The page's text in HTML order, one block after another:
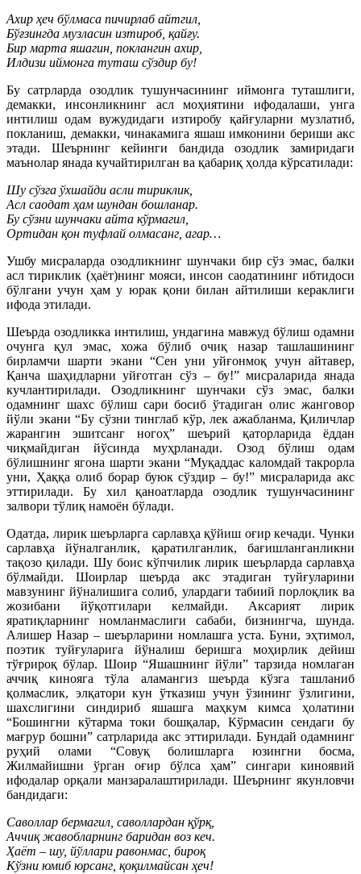
Ахир ҳеч бўлмаса пичирлаб айтгил,
Бўғзингда музласин изтироб, қайғу.
Бир марта яшагин, поклангин ахир,
Илдизи иймонга туташ сўздир бу!
Бу сатрларда озодлик тушунчасининг иймонга туташлиги,
демакки, инсонликнинг асл моҳиятини ифодалаши, унга
интилиш одам вужудидаги изтиробу қайғуларни музлатиб,
покланиш, демакки, чинакамига яшаш имконини бериши акс
этади. Шеърнинг кейинги бандида озодлик замиридаги
маънолар янада кучайтирилган ва қабариқ ҳолда кўрсатилади:
Шу сўзга ўхшайди асли тириклик,
Асл саодат ҳам шундан бошланар.
Бу сўзни шунчаки айта кўрмагил,
Ортидан қон туфлай олмасанг, агар…
Ушбу мисраларда озодликнинг шунчаки бир сўз эмас, балки
асл тириклик (ҳаёт)нинг мояси, инсон саодатининг ибтидоси
бўлгани учун ҳам у юрак қони билан айтилиши кераклиги
ифода этилади.
Шеърда озодликка интилиш, ундагина мавжуд бўлиш одамни
очунга қул эмас, хожа бўлиб очиқ назар ташлашининг
бирламчи шарти экани “Сен уни уйғонмоқ учун айтавер,
Қанча шаҳидларни уйғотган сўз – бу!” мисраларида янада
кучлантирилади. Озодликнинг шунчаки сўз эмас, балки
одамнинг шахс бўлиш сари босиб ўтадиган олис жанговор
йўли экани “Бу сўзни тинглаб кўр, лек ажабланма, Қиличлар
жарангин эшитсанг ногоҳ” шеърий қаторларида ёддан
чиқмайдиган йўсинда муҳрланади. Озод бўлиш одам
бўлишнинг ягона шарти экани “Муқаддас каломдай такрорла
уни, Ҳаққа олиб борар буюк сўздир – бу!” мисраларида акс
эттирилади. Бу хил қаноатларда озодлик тушунчасининг
залвори тўлиқ намоён бўлади.
Одатда, лирик шеърларга сарлавҳа қўйиш оғир кечади. Чунки
сарлавҳа йўналганлик, қаратилганлик, бағишланганликни
тақозо қилади. Шу боис кўпчилик лирик шеърларда сарлавҳа
бўлмайди. Шоирлар шеърда акс этадиган туйғуларини
мавзунинг йўналишига солиб, улардаги табиий порлоқлик ва
жозибани йўқотгилари келмайди. Аксарият лирик
яратиқларнинг номланмаслиги сабаби, бизнингча, шунда.
Алишер Назар – шеърларини номлашга уста. Буни, эҳтимол,
поэтик туйғуларига йўналиш беришга моҳирлик дейиш
тўғрироқ бўлар. Шоир “Яшашнинг йўли” тарзида номлаган
аччиқ кинояга тўла аламангиз шеърда кўзга ташланиб
қолмаслик, элқатори кун ўтказиш учун ўзининг ўзлигини,
шахслигини синдириб яшашга маҳкум кимса ҳолатини
“Бошингни кўтарма токи бошқалар, Кўрмасин сендаги бу
мағрур бошни” сатрларида акс эттирилади. Бундай одамнинг
руҳий олами “Совуқ болишларга юзингни босма,
Жилмайишни ўрган оғир бўлса ҳам” сингари киноявий
ифодалар орқали манзаралаштирилади. Шеърнинг якунловчи
бандидаги:
Саволлар бермагил, саволлардан қўрқ,
Аччиқ жавобларнинг баридан воз кеч.
Ҳаёт – шу, йўллари равонмас, бироқ
Кўзни юмиб юрсанг, қоқилмайсан ҳеч!